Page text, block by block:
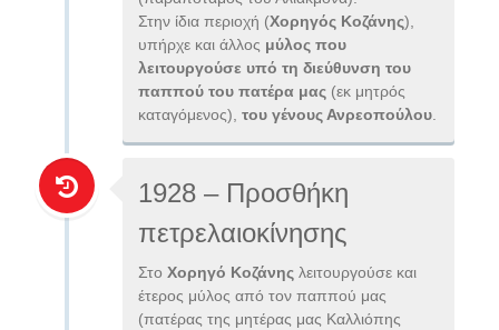
Στην ίδια περιοχή (Χορηγός Κοζάνης),
υπήρχε και άλλος μύλος που
λειτουργούσε υπό τη διεύθυνση του
παππού του πατέρα μας(εκ μητρός
καταγόμενος), του γένους Ανρεοπούλου.
1928 – Προσθήκη
πετρελαιοκίνησης
Στο Χορηγό Κοζάνηςλειτουργούσε και
έτερος μύλος από τον παππού μας
(πατέρας της μητέρας μας Καλλιόπης